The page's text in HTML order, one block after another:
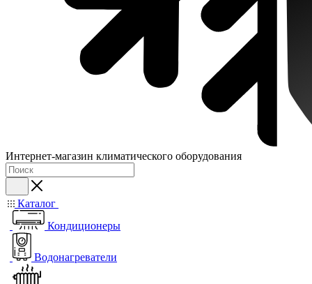
Интернет-магазин климатического оборудования
Каталог
Кондиционеры
Водонагреватели